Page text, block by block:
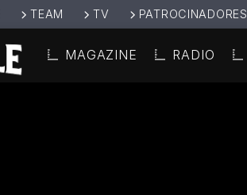
TEAM TV PATROCINADORES
MAGAZINE RADIO